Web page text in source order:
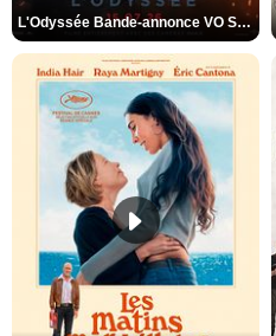
L'Odyssée Bande-annonce VO STFR